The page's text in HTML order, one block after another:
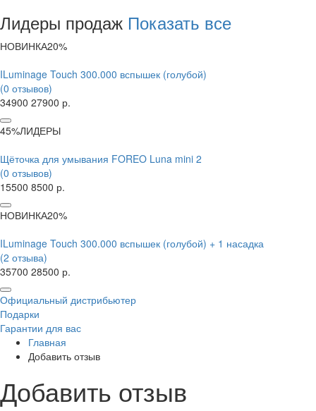
Лидеры продаж Показать все
НОВИНКА20%
ILuminage Touch 300.000 вспышек (голубой)
(0 отзывов)
34900 27900 р.
45%ЛИДЕРЫ
Щёточка для умывания FOREO Luna mini 2
(0 отзывов)
15500 8500 р.
НОВИНКА20%
ILuminage Touch 300.000 вспышек (голубой) + 1 насадка
(2 отзыва)
35700 28500 р.
Официальный дистрибьютер
Подарки
Гарантии для вас
Главная
Добавить отзыв
Добавить отзыв